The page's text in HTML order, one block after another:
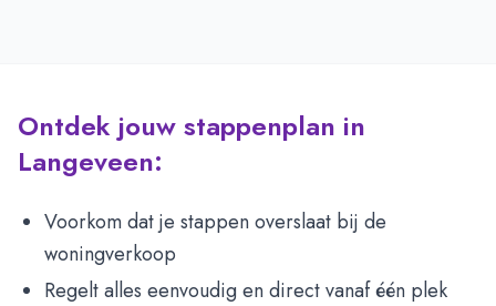
Ontdek jouw stappenplan in
Langeveen:
Voorkom dat je stappen overslaat bij de
woningverkoop
Regelt alles eenvoudig en direct vanaf één plek